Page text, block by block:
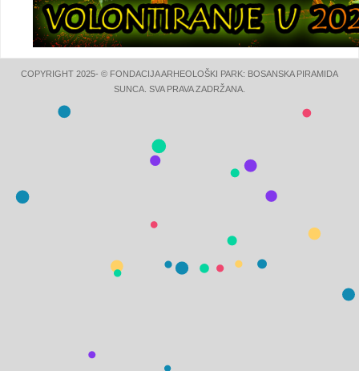
COPYRIGHT 2025- © FONDACIJA ARHEOLOŠKI PARK: BOSANSKA PIRAMIDA
SUNCA. SVA PRAVA ZADRŽANA.